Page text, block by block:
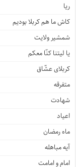
ریا
کاش ما هم کربلا بودیم
شمشیر ولایت
یا لیتنا کنّا معکم
کربلای عشّاق
متفرقه
شهادت
اعیاد
ماه رمضان
آیه مباهله
امام و امامت